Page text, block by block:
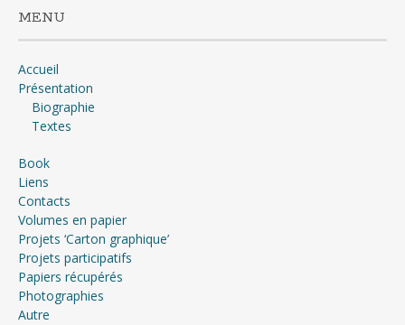
MENU
Accueil
Présentation
Biographie
Textes
Book
Liens
Contacts
Volumes en papier
Projets ‘Carton graphique’
Projets participatifs
Papiers récupérés
Photographies
Autre